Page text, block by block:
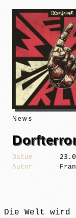
News
Datum
Autor
Die Welt wird